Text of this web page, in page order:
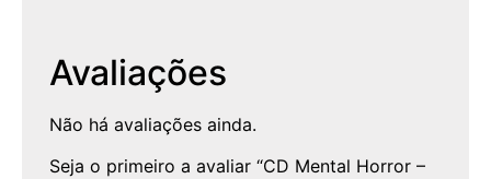
Avaliações
Não há avaliações ainda.
Seja o primeiro a avaliar “CD Mental Horror –